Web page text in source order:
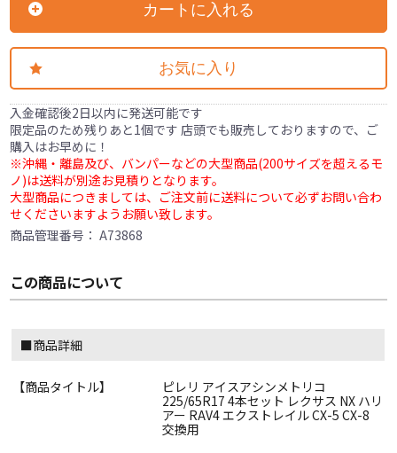
カートに入れる
お気に入り
入金確認後2日以内に発送可能です
限定品のため残りあと1個です 店頭でも販売しておりますので、ご
購入はお早めに！
※沖縄・離島及び、バンパーなどの大型商品(200サイズを超えるモ
ノ)は送料が別途お見積りとなります。
大型商品につきましては、ご注文前に送料について必ずお問い合わ
せくださいますようお願い致します。
商品管理番号：A73868
この商品について
■商品詳細
【商品タイトル】
ピレリ アイスアシンメトリコ
225/65R17 4本セット レクサス NX ハリ
アー RAV4 エクストレイル CX-5 CX-8
交換用